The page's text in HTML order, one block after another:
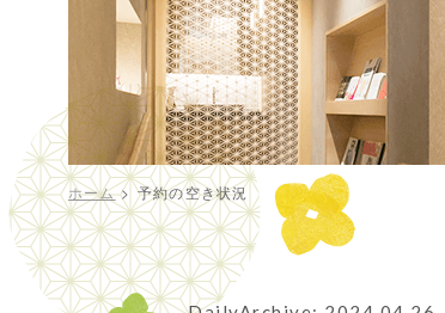
ホーム> 予約の空き状況